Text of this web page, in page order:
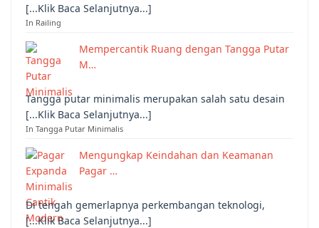
[...Klik Baca Selanjutnya...]
In Railing
Mempercantik Ruang dengan Tangga Putar
M…
Tangga putar minimalis merupakan salah satu desain
[...Klik Baca Selanjutnya...]
In Tangga Putar Minimalis
Mengungkap Keindahan dan Keamanan
Pagar …
Di tengah gemerlapnya perkembangan teknologi,
[...Klik Baca Selanjutnya...]